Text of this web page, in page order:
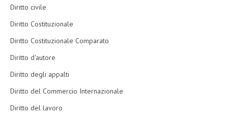
Diritto civile
Diritto Costituzionale
Diritto Costituzionale Comparato
Diritto d'autore
Diritto degli appalti
Diritto del Commercio Internazionale
Diritto del lavoro